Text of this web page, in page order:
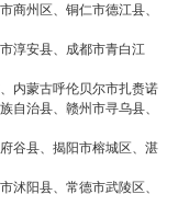
商州区、铜仁市德江县、
淳安县、成都市青白江
内蒙古呼伦贝尔市扎赉诺
自治县、赣州市寻乌县、
谷县、揭阳市榕城区、湛
沭阳县、常德市武陵区、